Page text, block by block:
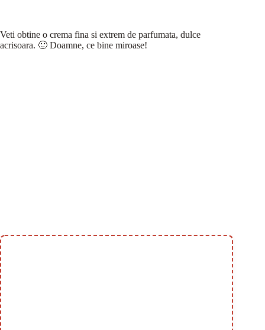
Veti obtine o crema fina si extrem de parfumata, dulce
acrisoara. 🙂 Doamne, ce bine miroase!